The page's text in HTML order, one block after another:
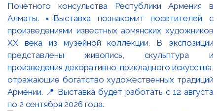
Почётного консульства Республики Армения в
Алматы. ▪️Выставка познакомит посетителей с
произведениями известных армянских художников
XX века из музейной коллекции. В экспозиции
представлены живопись, скульптура и
произведения декоративно-прикладного искусства,
отражающие богатство художественных традиций
Армении. 📍 Выставка будет работать с 12 августа
по 2 сентября 2026 года.